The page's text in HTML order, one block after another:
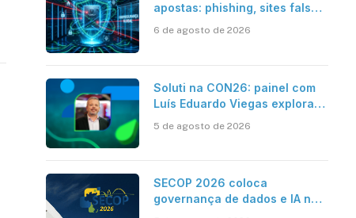
apostas: phishing, sites falsos
6 de agosto de 2026
Soluti na CON26: painel com
Luís Eduardo Viegas explora
eficiência da Contabilidade
5 de agosto de 2026
SECOP 2026 coloca
governança de dados e IA no